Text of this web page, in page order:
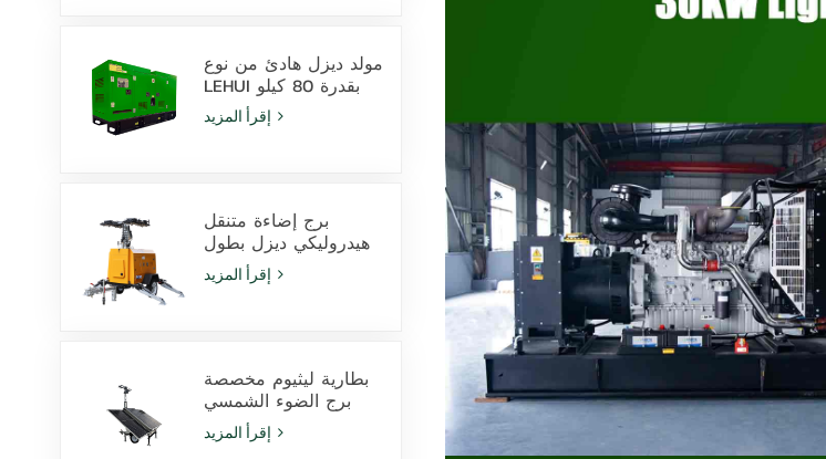
مولد ديزل هادئ من نوع
LEHUI بقدرة 80 كيلو
فولت أمبير يعمل
بمحرك Cummins
برج إضاءة متنقل
هيدروليكي ديزل بطول
9 أمتار مزود بمصابيح
LED بقدرة 350 وات
بطارية ليثيوم مخصصة
برج الضوء الشمسي
600W مصابيح LED مع
انزلاق